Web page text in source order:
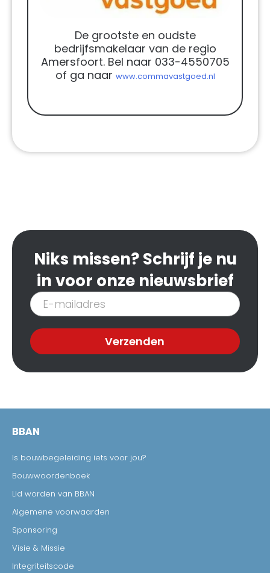
De grootste en oudste
bedrijfsmakelaar van de regio
Amersfoort. Bel naar 033-4550705
of ga naar www.commavastgoed.nl
Niks missen? Schrijf je nu
in voor onze nieuwsbrief
Inschrijven
nieuwsbrief
Verzenden
BBAN
Is bouwbegeleiding iets voor jou?
Bouwwoordenboek
Lid worden van BBAN
Algemene voorwaarden
Sponsoring
Visie & Missie
Integriteitscode